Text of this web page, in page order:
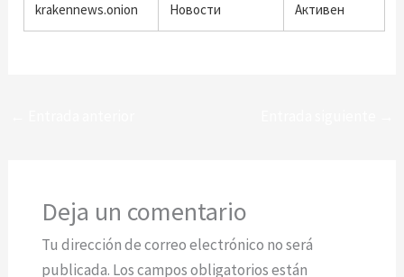
krakennews.onion Новости Активен
Deja un comentario
Tu dirección de correo electrónico no será
publicada. Los campos obligatorios están